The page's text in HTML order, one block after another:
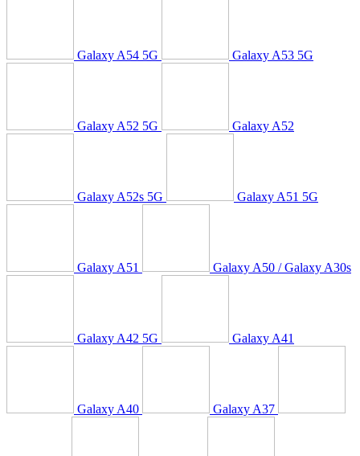
Galaxy A54 5G Galaxy A53 5G
Galaxy A52 5G Galaxy A52
Galaxy A52s 5G Galaxy A51 5G
Galaxy A51 Galaxy A50 / Galaxy A30s
Galaxy A42 5G Galaxy A41
Galaxy A40 Galaxy A37